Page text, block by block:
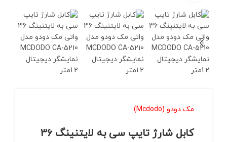
مک دودو (Mcdodo)
کابل شارژ تایپ سی به لایتنینگ 36